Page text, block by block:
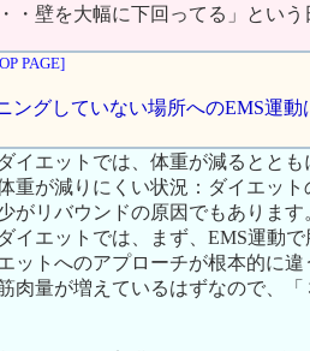
・壁を大幅に下回ってる」とい
PAGE]
ングしていない場所へのEMS運動
イエットでは、体重が減るとと
重が減りにくい状況：ダイエッ
がリバウンドの原因でもあります
イエットでは、まず、EMS運動
ットへのアプローチが根本的に違
肉量が増えているはずなので、